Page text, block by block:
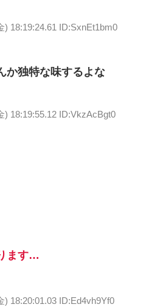
) 18:19:24.61 ID:SxnEt1bm0
か独特な味するよな
) 18:19:55.12 ID:VkzAcBgt0
ます…
) 18:20:01.03 ID:Ed4vh9Yf0